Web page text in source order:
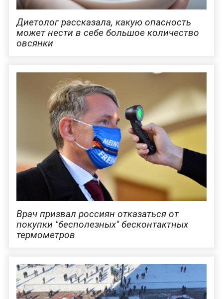
Диетолог рассказала, какую опасность
может нести в себе большое количество
овсянки
Врач призвал россиян отказаться от
покупки "бесполезных" бесконтактных
термометров